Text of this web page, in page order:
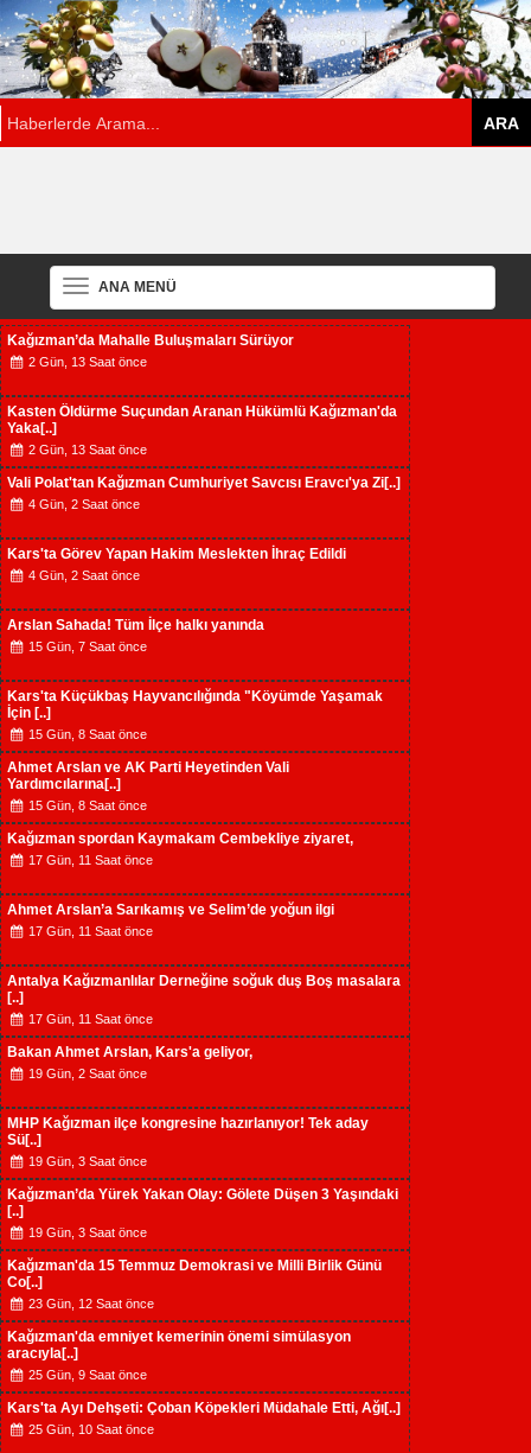
ANA MENÜ
Kağızman’da Mahalle Buluşmaları Sürüyor
2 Gün, 13 Saat önce
Kasten Öldürme Suçundan Aranan Hükümlü Kağızman'da
Yaka[..]
2 Gün, 13 Saat önce
Vali Polat'tan Kağızman Cumhuriyet Savcısı Eravcı'ya Zi[..]
4 Gün, 2 Saat önce
Kars'ta Görev Yapan Hakim Meslekten İhraç Edildi
4 Gün, 2 Saat önce
Arslan Sahada! Tüm İlçe halkı yanında
15 Gün, 7 Saat önce
Kars'ta Küçükbaş Hayvancılığında "Köyümde Yaşamak
İçin [..]
15 Gün, 8 Saat önce
Ahmet Arslan ve AK Parti Heyetinden Vali
Yardımcılarına[..]
15 Gün, 8 Saat önce
Kağızman spordan Kaymakam Cembekliye ziyaret,
17 Gün, 11 Saat önce
Ahmet Arslan’a Sarıkamış ve Selim’de yoğun ilgi
17 Gün, 11 Saat önce
Antalya Kağızmanlılar Derneğine soğuk duş Boş masalara
[..]
17 Gün, 11 Saat önce
Bakan Ahmet Arslan, Kars'a geliyor,
19 Gün, 2 Saat önce
MHP Kağızman ilçe kongresine hazırlanıyor! Tek aday
Sü[..]
19 Gün, 3 Saat önce
Kağızman’da Yürek Yakan Olay: Gölete Düşen 3 Yaşındaki
[..]
19 Gün, 3 Saat önce
Kağızman'da 15 Temmuz Demokrasi ve Milli Birlik Günü
Co[..]
23 Gün, 12 Saat önce
Kağızman'da emniyet kemerinin önemi simülasyon
aracıyla[..]
25 Gün, 9 Saat önce
Kars'ta Ayı Dehşeti: Çoban Köpekleri Müdahale Etti, Ağı[..]
25 Gün, 10 Saat önce